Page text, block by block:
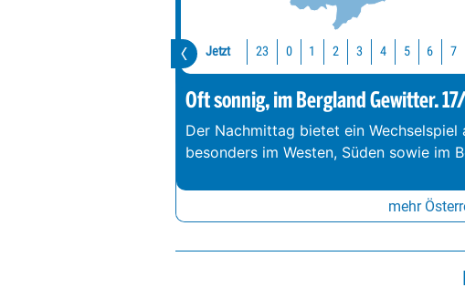
Jetzt 23 0 1 2 3 4 5 6 7
Oft sonnig, im Bergland Gewitter.
Der Nachmittag bietet ein Wechselspiel
besonders im Westen, Süden sowie im
mehr